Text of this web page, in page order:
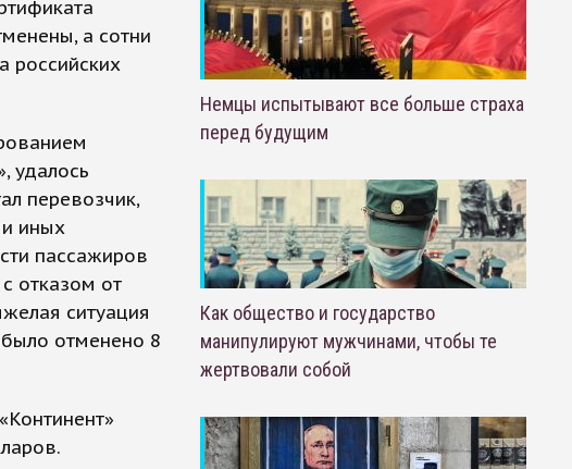
а сотни
российских
удалось
перевозчик,
иных
пассажиров
отказом от
ситуация
было отменено 8
Немцы испытывают все больше страха
перед будущим
Как общество и государство
манипулируют мужчинами, чтобы те
жертвовали собой